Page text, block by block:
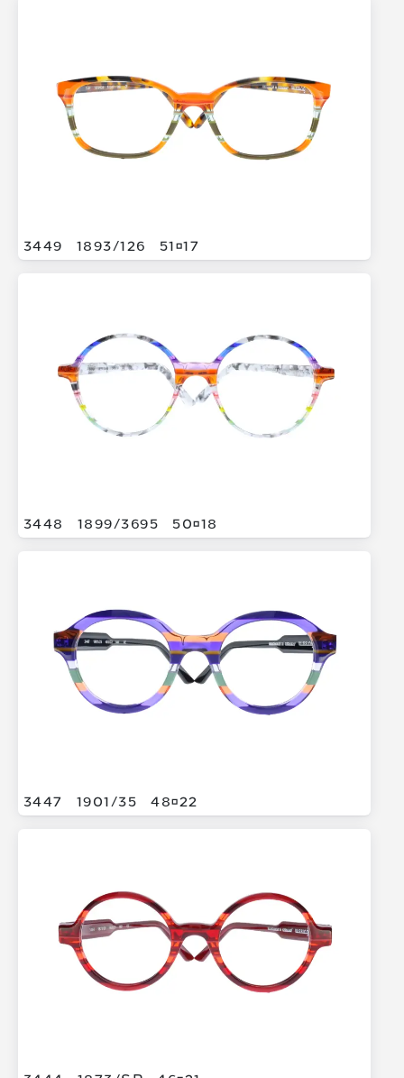
3449 1893/126 5117
3448 1899/3695 5018
3447 1901/35 4822